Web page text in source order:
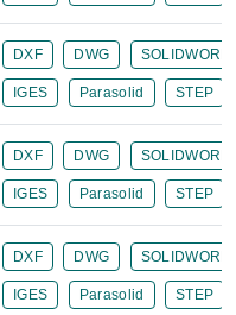
DXF DWG
IGES Parasolid STEP
DXF DWG
IGES Parasolid STEP
DXF DWG
IGES Parasolid STEP